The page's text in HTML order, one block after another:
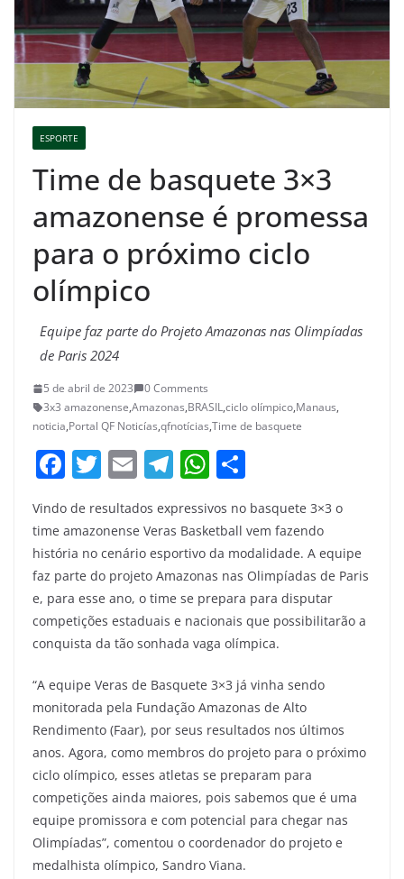
ESPORTE
Time de basquete 3×3
amazonense é promessa
para o próximo ciclo
olímpico
Equipe faz parte do Projeto Amazonas nas Olimpíadas
de Paris 2024
5 de abril de 2023
0 Comments
3x3 amazonense,Amazonas,BRASIL,ciclo olímpico,Manaus,
noticia,Portal QF Noticías,qfnotícias,Time de basquete
F
a
c
e
b
o
o
T
w
itt
er
E
m
ai
l
T
e
gr
a
m
W
at
s
A
p
p
h
ar
e
Vindo de resultados expressivos no basquete 3×3 o
time amazonense Veras Basketball vem fazendo
história no cenário esportivo da modalidade. A equipe
faz parte do projeto Amazonas nas Olimpíadas de Paris
e, para esse ano, o time se prepara para disputar
competições estaduais e nacionais que possibilitarão a
conquista da tão sonhada vaga olímpica.
“A equipe Veras de Basquete 3×3 já vinha sendo
monitorada pela Fundação Amazonas de Alto
Rendimento (Faar), por seus resultados nos últimos
anos. Agora, como membros do projeto para o próximo
ciclo olímpico, esses atletas se preparam para
competições ainda maiores, pois sabemos que é uma
equipe promissora e com potencial para chegar nas
Olimpíadas”, comentou o coordenador do projeto e
medalhista olímpico, Sandro Viana.